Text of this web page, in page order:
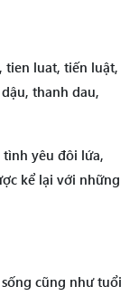
tien luat, tiến luật,
thanh dau,
yêu đôi lứa,
kể lại với những
cũng như tuổi